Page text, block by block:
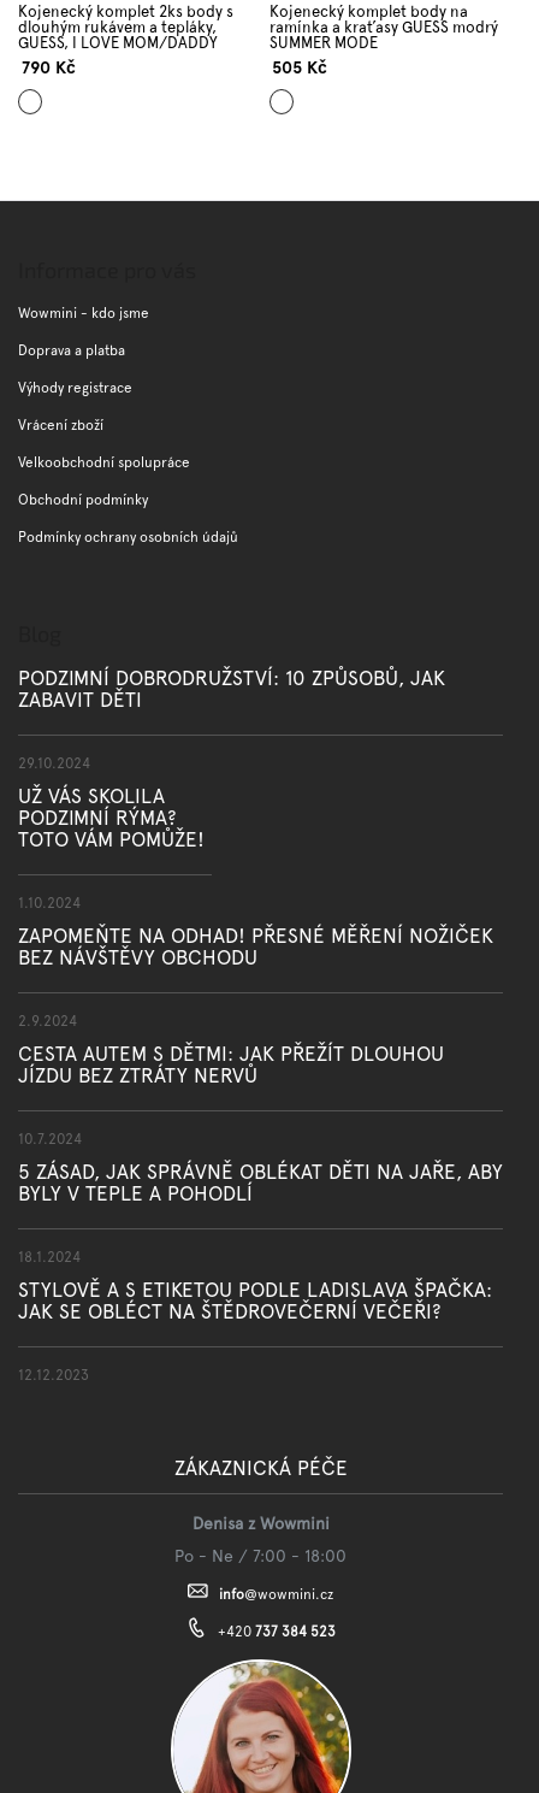
Kojenecký komplet 2ks body s
dlouhým rukávem a tepláky,
GUESS, I LOVE MOM/DADDY
790 Kč
Mix
barev
Kojenecký komplet body na
ramínka a kraťasy GUESS modrý
SUMMER MODE
505 Kč
Mix
barev
Wowmini - kdo jsme
Doprava a platba
Výhody registrace
Vrácení zboží
Velkoobchodní spolupráce
Obchodní podmínky
Podmínky ochrany osobních údajů
PODZIMNÍ DOBRODRUŽSTVÍ: 10 ZPŮSOBŮ, JAK
ZABAVIT DĚTI
29.10.2024
UŽ VÁS SKOLILA
PODZIMNÍ RÝMA?
TOTO VÁM POMŮŽE!
1.10.2024
ZAPOMEŇTE NA ODHAD! PŘESNÉ MĚŘENÍ NOŽIČEK
BEZ NÁVŠTĚVY OBCHODU
2.9.2024
CESTA AUTEM S DĚTMI: JAK PŘEŽÍT DLOUHOU
JÍZDU BEZ ZTRÁTY NERVŮ
10.7.2024
5 ZÁSAD, JAK SPRÁVNĚ OBLÉKAT DĚTI NA JAŘE, ABY
BYLY V TEPLE A POHODLÍ
18.1.2024
STYLOVĚ A S ETIKETOU PODLE LADISLAVA ŠPAČKA:
JAK SE OBLÉCT NA ŠTĚDROVEČERNÍ VEČEŘI?
12.12.2023
ZÁKAZNICKÁ PÉČE
Denisa z Wowmini
Po - Ne / 7:00 - 18:00
info@wowmini.cz
+420 737 384 523